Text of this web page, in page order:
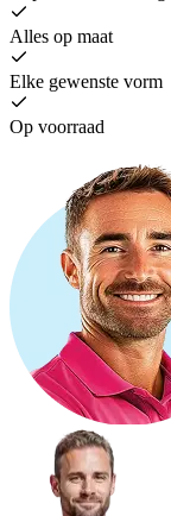
Alles op maat
Elke gewenste vorm
Op voorraad